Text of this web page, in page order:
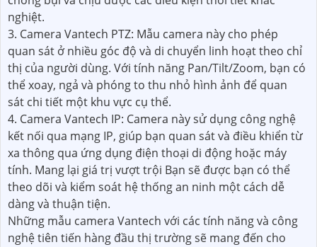
nghiệt.
3. Camera Vantech PTZ: Mẫu camera này cho phép
quan sát ở nhiều góc độ và di chuyển linh hoạt theo chỉ
thị của người dùng. Với tính năng Pan/Tilt/Zoom, bạn có
thể xoay, ngả và phóng to thu nhỏ hình ảnh để quan
sát chi tiết một khu vực cụ thể.
4. Camera Vantech IP: Camera này sử dụng công nghệ
kết nối qua mạng IP, giúp bạn quan sát và điều khiển từ
xa thông qua ứng dụng điện thoại di động hoặc máy
tính. Mang lại giá trị vượt trội Bạn sẽ được bạn có thể
theo dõi và kiểm soát hệ thống an ninh một cách dễ
dàng và thuận tiện.
Những mẫu camera Vantech với các tính năng và công
nghệ tiên tiến hàng đầu thị trường sẽ mang đến cho